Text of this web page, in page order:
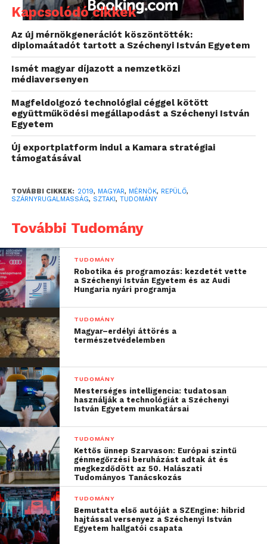
szárnyban lévő érzékelőket és aktuátorokat,
valamint a fedélzeti robotpilóta-rendszer szoftveres
és hardveres elemeit, amelyekkel megismételhető
kísérleteket végez és adatokat gyűjt.
„Az elmúlt négy év
megfeszített munkáját
megkoronázza, hogy
repülési tesztek során
értékes adatokat nyerünk
a repülőgép
viselkedéséről, ezzel
pedig bizonyítottuk a
partnerek kutatási
eredményeit. A SZTAKI
által épített
fedélzetiadatgyűjtő-
rendszer kimagasló
működésének
köszönhetően a
projektben elért
eredményeket kiválóan
tudjuk dokumentálni is”
– mondja Vanek Bálint, a SZTAKI (Számítástechnikai
és Automatizálási Kutatóintézet) Repülésirányítási és
Navigációs Kutatócsoportjának vezetője.
20 perc repülés = 10 gigabyte
adat
Kapcsolódó cikkek
Az új mérnökgenerációt köszöntötték:
diplomaátadót tartott a Széchenyi István Egyetem
Ismét magyar díjazott a nemzetközi
médiaversenyen
Magfeldolgozó technológiai céggel kötött
együttműködési megállapodást a Széchenyi István
Egyetem
Új exportplatform indul a Kamara stratégiai
támogatásával
TOVÁBBI CIKKEK: 2019, MAGYAR, MÉRNÖK, REPÜLŐ,
SZÁRNYRUGALMASSÁG, SZTAKI, TUDOMÁNY
További Tudomány
TUDOMÁNY
Robotika és programozás: kezdetét vette
a Széchenyi István Egyetem és az Audi
Hungaria nyári programja
TUDOMÁNY
Magyar–erdélyi áttörés a
természetvédelemben
TUDOMÁNY
Mesterséges intelligencia: tudatosan
használják a technológiát a Széchenyi
István Egyetem munkatársai
TUDOMÁNY
Kettős ünnep Szarvason: Európai szintű
génmegőrzési beruházást adtak át és
megkezdődött az 50. Halászati
Tudományos Tanácskozás
TUDOMÁNY
Bemutatta első autóját a SZEngine: hibrid
hajtással versenyez a Széchenyi István
Egyetem hallgatói csapata